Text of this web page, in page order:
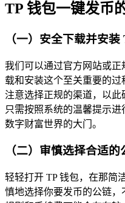
TP 钱包一键发币
（一）安全下载并安装
我们可以通过官方网站或正
载和安装这个至关重要的过
注意选择正规的渠道，以此
只需按照系统的温馨提示
数字财富世界的大门。
（二）审慎选择合适的
轻轻打开 TP 钱包，在那简
慎地选择你要发币的公链